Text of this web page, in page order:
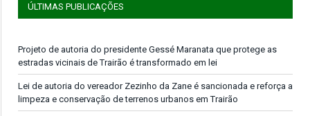
ÚLTIMAS PUBLICAÇÕES
Projeto de autoria do presidente Gessé Maranata que protege as
estradas vicinais de Trairão é transformado em lei
Lei de autoria do vereador Zezinho da Zane é sancionada e reforça a
limpeza e conservação de terrenos urbanos em Trairão